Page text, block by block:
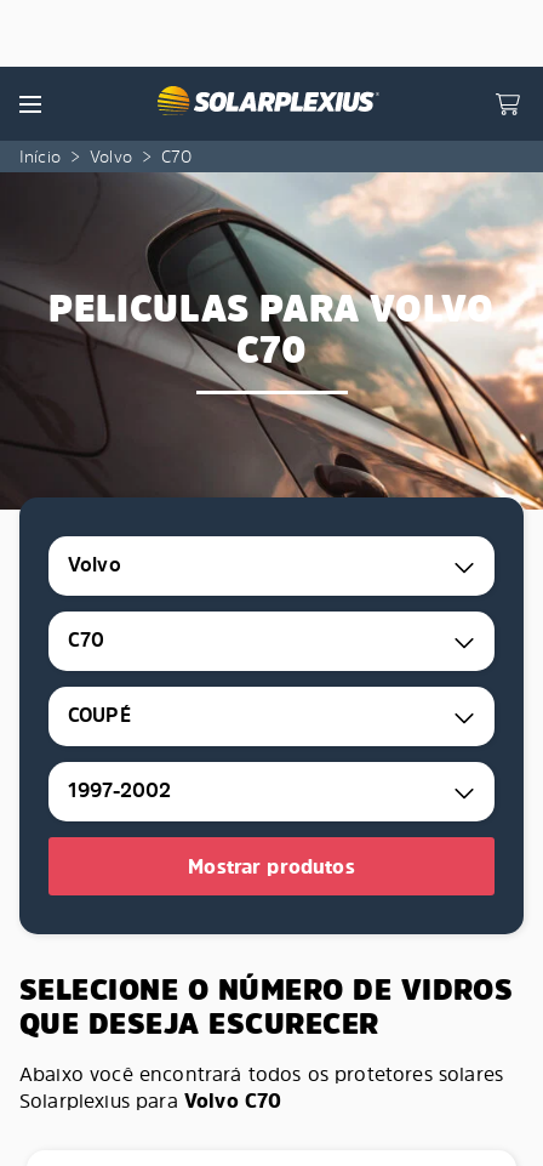
Menu
Início > Volvo > C70
PELICULAS PARA VOLVO
C70
Volvo
C70
COUPÉ
1997-2002
Mostrar produtos
SELECIONE O NÚMERO DE VIDROS
QUE DESEJA ESCURECER
Abaixo você encontrará todos os protetores solares
Solarplexius para Volvo C70